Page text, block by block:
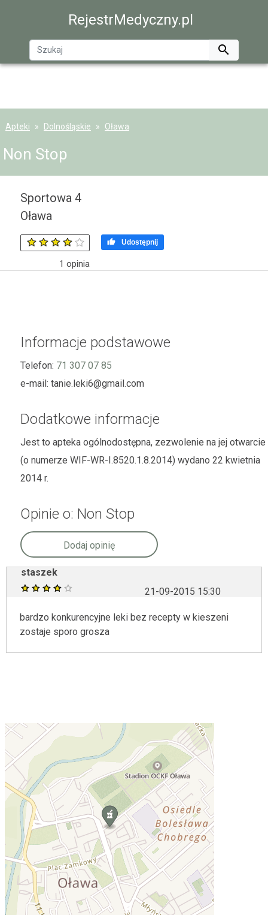
RejestrMedyczny.pl

Apteki Dolnośląskie Oława
Non Stop
Sportowa 4
Oława
1 opinia
 Udostępnij
Informacje podstawowe
Telefon: 71 307 07 85
e-mail: tanie.leki6@gmail.com
Dodatkowe informacje
Jest to apteka ogólnodostępna, zezwolenie na jej otwarcie
(o numerze WIF-WR-I.8520.1.8.2014) wydano 22 kwietnia
2014 r.
Opinie o: Non Stop
Dodaj opinię
staszek
21-09-2015 15:30
bardzo konkurencyjne leki bez recepty w kieszeni
zostaje sporo grosza